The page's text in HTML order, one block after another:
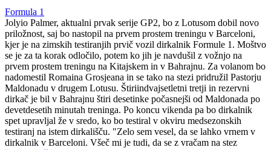
Formula 1
Jolyio Palmer, aktualni prvak serije GP2, bo z Lotusom dobil novo
priložnost, saj bo nastopil na prvem prostem treningu v Barceloni,
kjer je na zimskih testiranjih prvič vozil dirkalnik Formule 1. Moštvo
se je za ta korak odločilo, potem ko jih je navdušil z vožnjo na
prvem prostem treningu na Kitajskem in v Bahrajnu. Za volanom bo
nadomestil Romaina Grosjeana in se tako na stezi pridružil Pastorju
Maldonadu v drugem Lotusu. Štiriindvajsetletni tretji in rezervni
dirkač je bil v Bahrajnu štiri desetinke počasnejši od Maldonada po
devetdesetih minutah treninga. Po koncu vikenda pa bo dirkalnik
spet upravljal že v sredo, ko bo testiral v okviru medsezonskih
testiranj na istem dirkališču. "Zelo sem vesel, da se lahko vrnem v
dirkalnik v Barceloni. Všeč mi je tudi, da se z vračam na stez